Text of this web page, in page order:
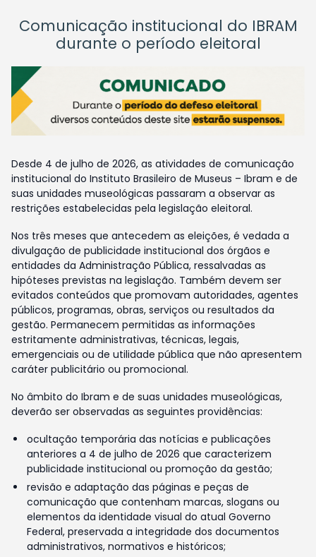
Comunicação institucional do IBRAM
durante o período eleitoral
Desde 4 de julho de 2026, as atividades de comunicação
institucional do Instituto Brasileiro de Museus – Ibram e de
suas unidades museológicas passaram a observar as
restrições estabelecidas pela legislação eleitoral.
Nos três meses que antecedem as eleições, é vedada a
divulgação de publicidade institucional dos órgãos e
entidades da Administração Pública, ressalvadas as
hipóteses previstas na legislação. Também devem ser
evitados conteúdos que promovam autoridades, agentes
públicos, programas, obras, serviços ou resultados da
gestão. Permanecem permitidas as informações
estritamente administrativas, técnicas, legais,
emergenciais ou de utilidade pública que não apresentem
caráter publicitário ou promocional.
No âmbito do Ibram e de suas unidades museológicas,
deverão ser observadas as seguintes providências:
ocultação temporária das notícias e publicações
anteriores a 4 de julho de 2026 que caracterizem
publicidade institucional ou promoção da gestão;
revisão e adaptação das páginas e peças de
comunicação que contenham marcas, slogans ou
elementos da identidade visual do atual Governo
Federal, preservada a integridade dos documentos
administrativos, normativos e históricos;